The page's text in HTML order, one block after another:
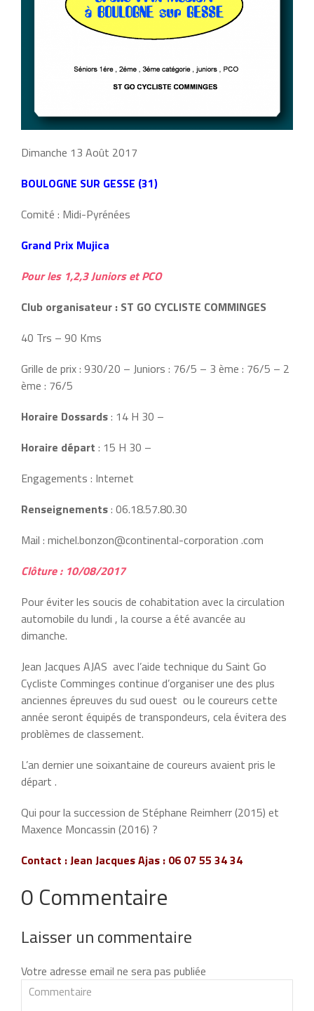
Dimanche 13 Août 2017
BOULOGNE SUR GESSE (31)
Comité : Midi-Pyrénées
Grand Prix Mujica
Pour les 1,2,3 Juniors et PCO
Club organisateur : ST GO CYCLISTE COMMINGES
40 Trs – 90 Kms
Grille de prix : 930/20 – Juniors : 76/5 – 3 ème : 76/5 – 2
ème : 76/5
Horaire Dossards: 14 H 30 –
Horaire départ : 15 H 30 –
Engagements : Internet
Renseignements: 06.18.57.80.30
Mail : michel.bonzon@continental-corporation .com
Clôture : 10/08/2017
Pour éviter les soucis de cohabitation avec la circulation
automobile du lundi , la course a été avancée au
dimanche.
Jean Jacques AJAS avec l’aide technique du Saint Go
Cycliste Comminges continue d’organiser une des plus
anciennes épreuves du sud ouest ou le coureurs cette
année seront équipés de transpondeurs, cela évitera des
problèmes de classement.
L’an dernier une soixantaine de coureurs avaient pris le
départ .
Qui pour la succession de Stéphane Reimherr (2015) et
Maxence Moncassin (2016) ?
Contact : Jean Jacques Ajas : 06 07 55 34 34
0 Commentaire
Laisser un commentaire
Votre adresse email ne sera pas publiée